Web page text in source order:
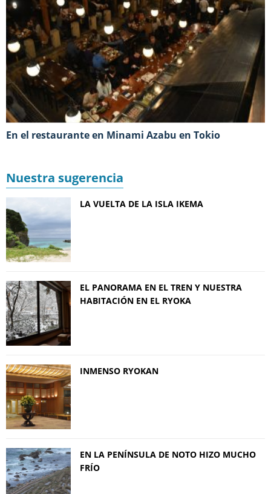
En el restaurante en Minami Azabu en Tokio
Nuestra sugerencia
LA VUELTA DE LA ISLA IKEMA
EL PANORAMA EN EL TREN Y NUESTRA
HABITACIÓN EN EL RYOKA
INMENSO RYOKAN
EN LA PENÍNSULA DE NOTO HIZO MUCHO
FRÍO